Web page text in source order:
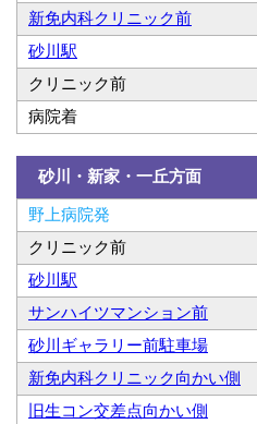
新免内科クリニック前
砂川駅
クリニック前
病院着
砂川・新家・一丘方面
野上病院発
クリニック前
砂川駅
サンハイツマンション前
砂川ギャラリー前駐車場
新免内科クリニック向かい側
旧生コン交差点向かい側